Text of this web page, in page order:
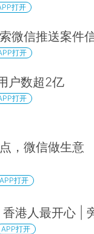
打开
微信推送案件
打开
户数超2亿
打开
，微信做生意
APP打开
港人最开心 |
APP打开